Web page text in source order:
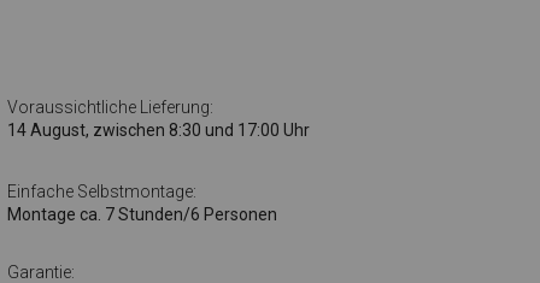
Voraussichtliche Lieferung:
14 August, zwischen 8:30 und 17:00 Uhr
Einfache Selbstmontage:
Montage ca. 7 Stunden/6 Personen
Garantie: